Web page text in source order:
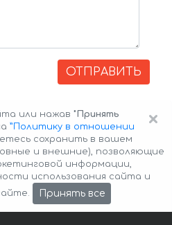
ОТПРАВИТЬ
Авто-Аренда Cookie Policy
×
или нажав "Принять
”Политику в отношении
сохранить в вашем
и внешние), позволяющие
информации,
использования сайта и
Принять все